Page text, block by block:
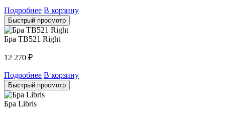
Подробнее В корзину
Быстрый просмотр
Бра TB521 Right
12 270 ₽
Подробнее В корзину
Быстрый просмотр
Бра Libris